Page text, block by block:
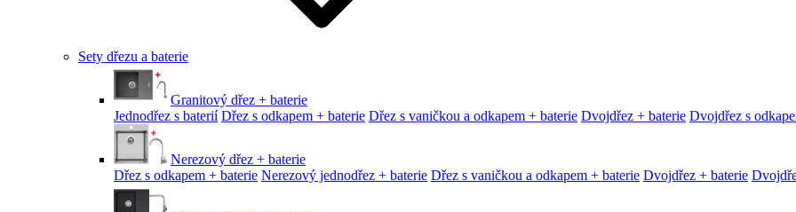
Sety dřezu a baterie
Granitový dřez + baterie
Jednodřez s baterií Dřez s odkapem + baterie Dřez s vaničkou a odkapem + baterie Dvojdřez + baterie Dvojdřez s
Nerezový dřez + baterie
Dřez s odkapem + baterie Nerezový jednodřez + baterie Dřez s vaničkou a odkapem + baterie Dvojdřez + baterie